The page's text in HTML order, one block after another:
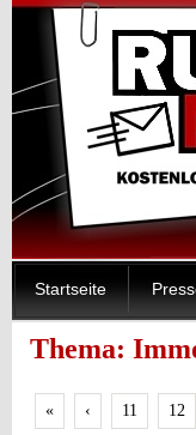
Startseite
Thema:
« ‹ 11 12